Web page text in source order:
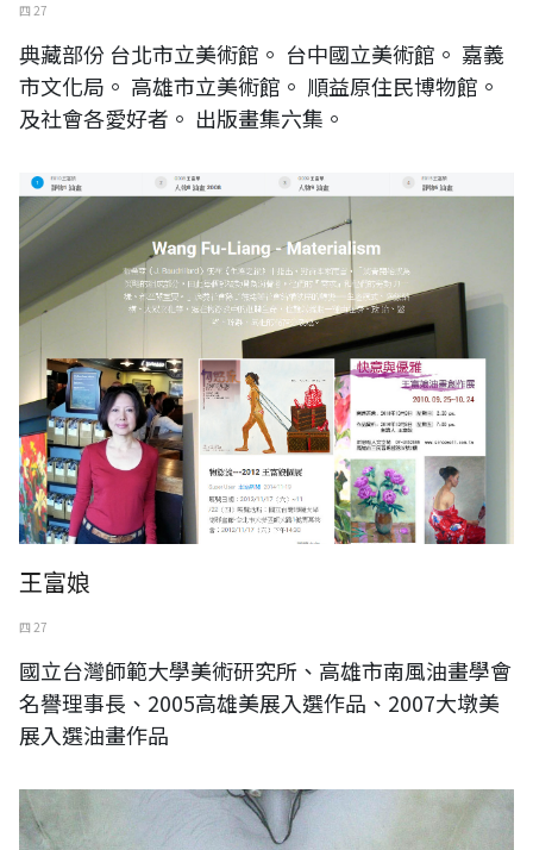
四 27
典藏部份 台北市立美術館。 台中國立美術館。 嘉義
市文化局。 高雄市立美術館。 順益原住民博物館。
及社會各愛好者。 出版畫集六集。
王富娘
四 27
國立台灣師範大學美術研究所、高雄市南風油畫學會
名譽理事長、2005高雄美展入選作品、2007大墩美
展入選油畫作品